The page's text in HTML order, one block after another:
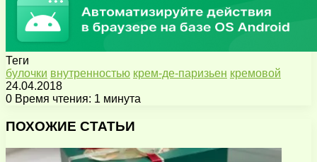
Теги
булочки внутренностью крем-де-паризьен кремовой
24.04.2018
0 Время чтения: 1 минута
через
почту
ПОХОЖИЕ СТАТЬИ